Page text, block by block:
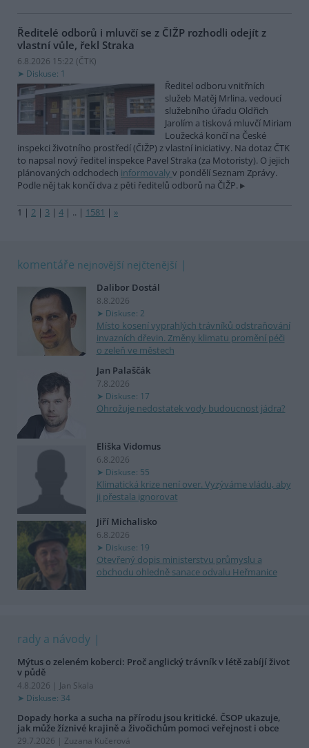
Ředitelé odborů i mluvčí se z ČIŽP rozhodli odejít z
vlastní vůle, řekl Straka
6.8.2026 15:22 (ČTK)
Diskuse: 1
Ředitel odboru vnitřních
služeb Matěj Mrlina, vedoucí
služebního úřadu Oldřich
Jarolím a tisková mluvčí Miriam
Loužecká končí na České
inspekci životního prostředí (ČIŽP) z vlastní iniciativy. Na dotaz ČTK
to napsal nový ředitel inspekce Pavel Straka (za Motoristy). O jejich
plánovaných odchodech informovaly v pondělí Seznam Zprávy.
Podle něj tak končí dva z pěti ředitelů odborů na ČIŽP.
1 | 2 | 3 | 4 | .. | 1581 | »
komentáře nejnovější nejčtenější
Dalibor Dostál
8.8.2026
Diskuse: 2
Místo kosení vyprahlých trávníků odstraňování
invazních dřevin. Změny klimatu promění péči
o zeleň ve městech
Jan Palaščák
7.8.2026
Diskuse: 17
Ohrožuje nedostatek vody budoucnost jádra?
Eliška Vidomus
6.8.2026
Diskuse: 55
Klimatická krize není over. Vyzýváme vládu, aby
ji přestala ignorovat
Jiří Michalisko
6.8.2026
Diskuse: 19
Otevřený dopis ministerstvu průmyslu a
obchodu ohledně sanace odvalu Heřmanice
rady a návody
Mýtus o zeleném koberci: Proč anglický trávník v létě zabíjí život
v půdě
4.8.2026 | Jan Skala
Diskuse: 34
Dopady horka a sucha na přírodu jsou kritické. ČSOP ukazuje,
jak může žíznivé krajině a živočichům pomoci veřejnost i obce
29.7.2026 | Zuzana Kučerová